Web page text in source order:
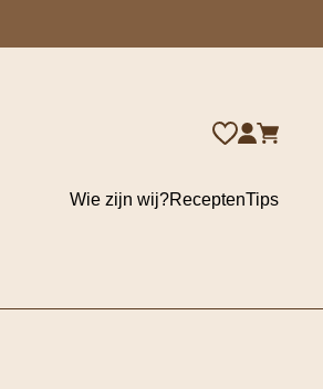
Wie zijn wij?ReceptenTips